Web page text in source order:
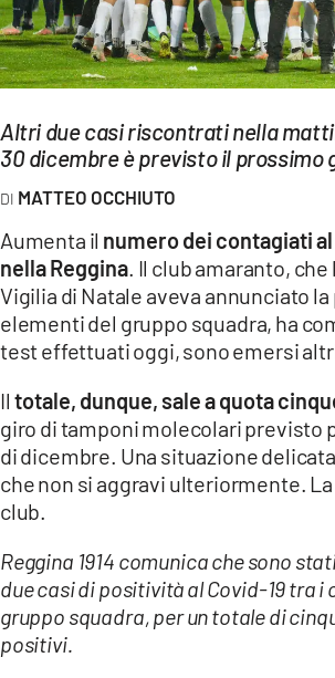
SPORT
Streaming
LAC TV
LaC
Network
LACPLAY.IT
LACTV.IT
LACONAIR.IT
LACITYMAG.IT
COSENZACHANNEL.IT
ILVIBONESE.IT
Altri due casi riscontrati nella
30 dicembre è previsto il prossimo
MATTEO OCCHIUTO
Aumenta il numero dei contagiati
nella Reggina . Il club amaranto,
Vigilia di Natale aveva annunciato
elementi del gruppo squadra, ha
test effettuati oggi, sono emersi
Il totale, dunque, sale a quota
giro di tamponi molecolari previsto
di dicembre. Una situazione
che non si aggravi ulteriormente.
club.
Reggina 1914 comunica che sono
due casi di positività al Covid-19 tra i
gruppo squadra, per un totale di
positivi.